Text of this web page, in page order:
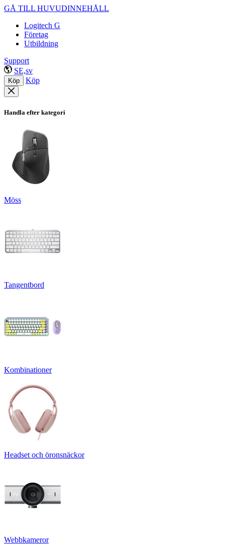
GÅ TILL HUVUDINNEHÅLL
Logitech G
Företag
Utbildning
Support
SE,sv
Köp Köp
Handla efter kategori
Möss
Tangentbord
Kombinationer
Headset och öronsnäckor
Webbkameror